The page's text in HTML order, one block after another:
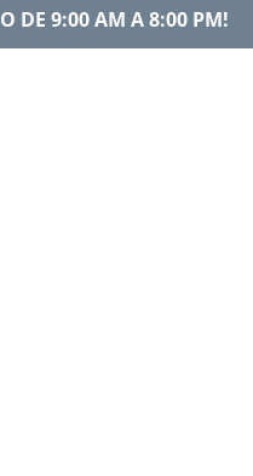
DE 9:00 AM A 8:00 PM!